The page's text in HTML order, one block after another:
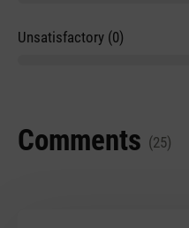
Unsatisfactory (0)
Comments (25)